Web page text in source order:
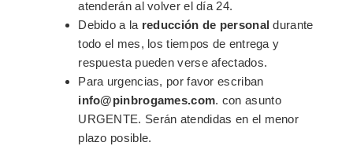
sobre todos
tus competidores en el torneo o concurso.
This popup will close in: 17
atenderán al volver el día 24.
Debido a la reducción de personal durante
todo el mes, los tiempos de entrega y
respuesta pueden verse afectados.
Para urgencias, por favor escriban
info@pinbrogames.com. con asunto
URGENTE. Serán atendidas en el menor
plazo posible.
CLOSE